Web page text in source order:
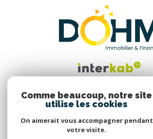
Nous suivre
Comme beaucoup, notre site
utilise les cookies
On aimerait vous accompagner pendant
votre visite.